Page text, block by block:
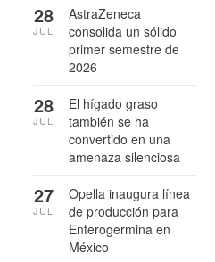
AstraZeneca
consolida un sólido
primer semestre de
2026
28
JUL
El hígado graso
también se ha
convertido en una
amenaza silenciosa
28
JUL
Opella inaugura línea
de producción para
Enterogermina en
México
27
JUL